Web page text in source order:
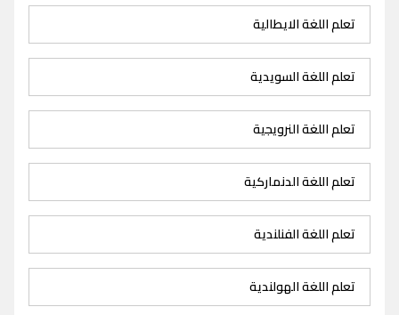
تعلم اللغة الايطالية
تعلم اللغة السويدية
تعلم اللغة النرويجية
تعلم اللغة الدنماركية
تعلم اللغة الفنلندية
تعلم اللغة الهولندية